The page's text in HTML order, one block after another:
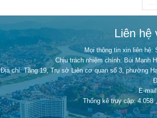
Liên hệ
Mọi thông tin xin liên hệ:
Chịu trách nhiệm chính: Bùi Mạnh
Địa chỉ: Tầng 19, Trụ sở Liên cơ quan số 3, phường
E-
Thống kê truy cập: 4.058